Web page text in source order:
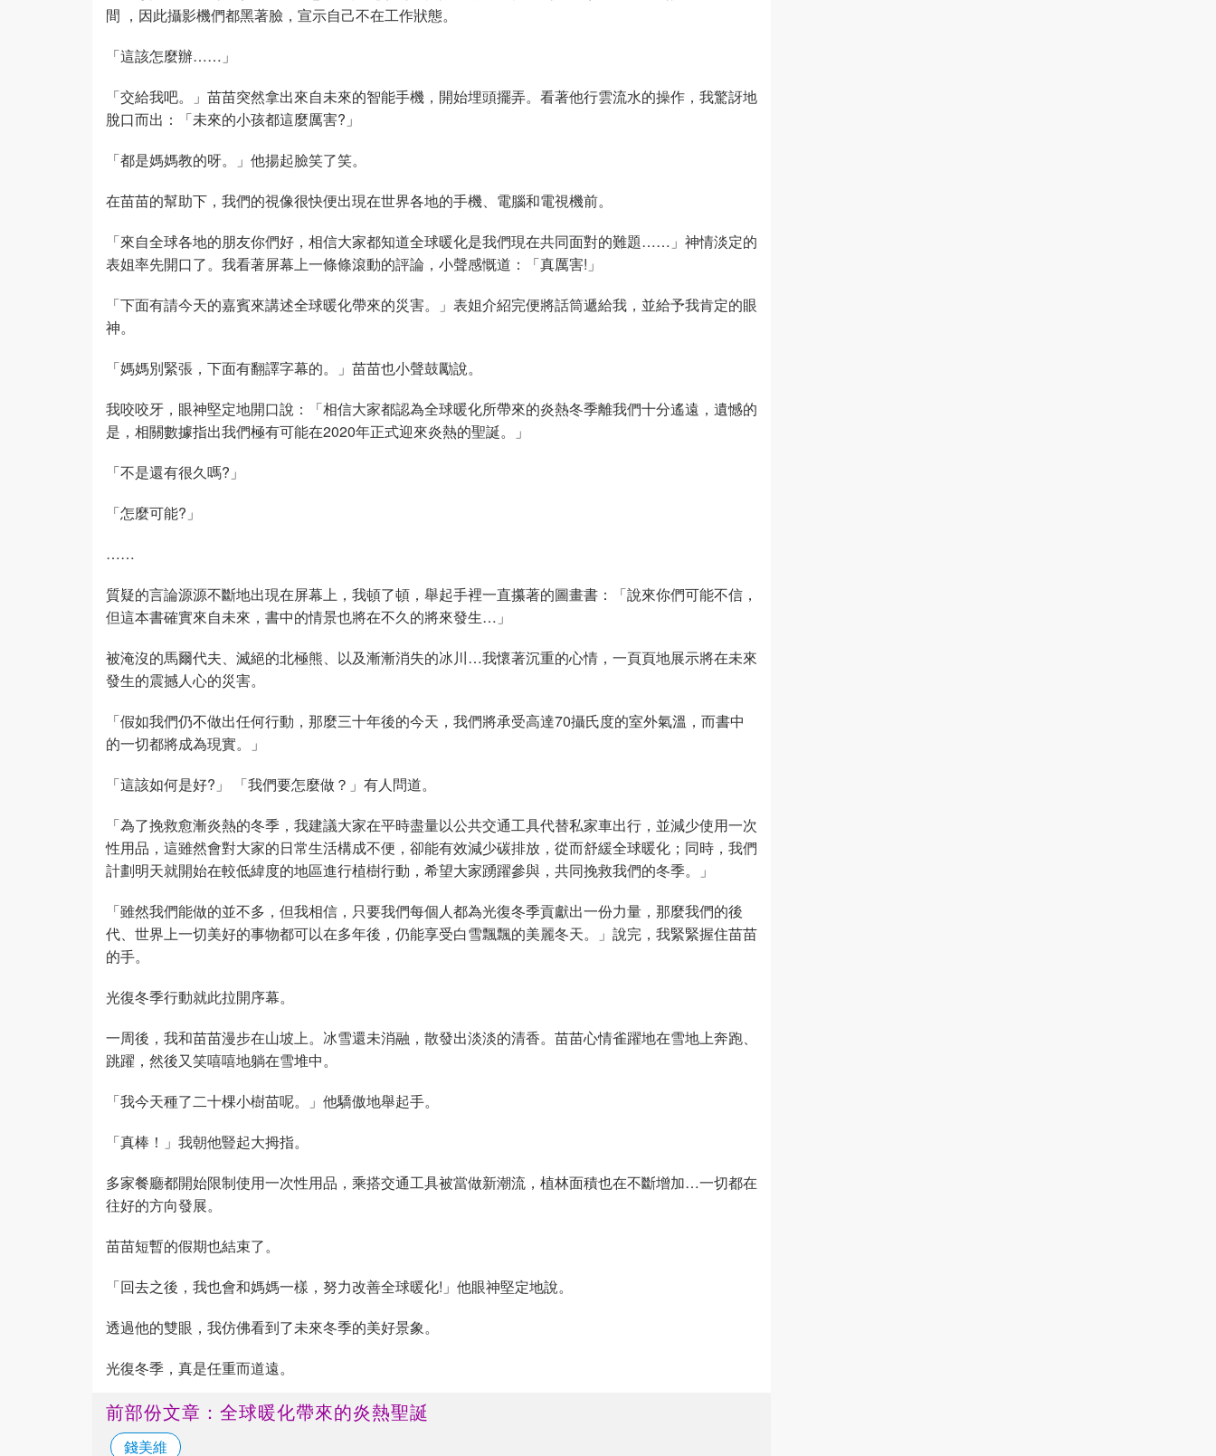
間 ，因此攝影機們都黑著臉，宣示自己不在工作狀態。
「這該怎麼辦……」
「交給我吧。」苗苗突然拿出來自未來的智能手機，開始埋頭擺弄。看著他行雲流水的操作，我驚訝地
脫口而出：「未來的小孩都這麼厲害?」
「都是媽媽教的呀。」他揚起臉笑了笑。
在苗苗的幫助下，我們的視像很快便出現在世界各地的手機、電腦和電視機前。
「來自全球各地的朋友你們好，相信大家都知道全球暖化是我們現在共同面對的難題……」神情淡定的
表姐率先開口了。我看著屏幕上一條條滾動的評論，小聲感慨道：「真厲害!」
「下面有請今天的嘉賓來講述全球暖化帶來的災害。」表姐介紹完便將話筒遞給我，並給予我肯定的眼
神。
「媽媽別緊張，下面有翻譯字幕的。」苗苗也小聲鼓勵說。
我咬咬牙，眼神堅定地開口說：「相信大家都認為全球暖化所帶來的炎熱冬季離我們十分遙遠，遺憾的
是，相關數據指出我們極有可能在2020年正式迎來炎熱的聖誕。」
「不是還有很久嗎?」
「怎麼可能?」
……
質疑的言論源源不斷地出現在屏幕上，我頓了頓，舉起手裡一直攥著的圖畫書：「說來你們可能不信，
但這本書確實來自未來，書中的情景也將在不久的將來發生…」
被淹沒的馬爾代夫、滅絕的北極熊、以及漸漸消失的冰川…我懷著沉重的心情，一頁頁地展示將在未來
發生的震撼人心的災害。
「假如我們仍不做出任何行動，那麼三十年後的今天，我們將承受高達70攝氏度的室外氣溫，而書中
的一切都將成為現實。」
「這該如何是好?」 「我們要怎麼做？」有人問道。
「為了挽救愈漸炎熱的冬季，我建議大家在平時盡量以公共交通工具代替私家車出行，並減少使用一次
性用品，這雖然會對大家的日常生活構成不便，卻能有效減少碳排放，從而舒緩全球暖化；同時，我們
計劃明天就開始在較低緯度的地區進行植樹行動，希望大家踴躍參與，共同挽救我們的冬季。」
「雖然我們能做的並不多，但我相信，只要我們每個人都為光復冬季貢獻出一份力量，那麼我們的後
代、世界上一切美好的事物都可以在多年後，仍能享受白雪飄飄的美麗冬天。」說完，我緊緊握住苗苗
的手。
光復冬季行動就此拉開序幕。
一周後，我和苗苗漫步在山坡上。冰雪還未消融，散發出淡淡的清香。苗苗心情雀躍地在雪地上奔跑、
跳躍，然後又笑嘻嘻地躺在雪堆中。
「我今天種了二十棵小樹苗呢。」他驕傲地舉起手。
「真棒！」我朝他豎起大拇指。
多家餐廳都開始限制使用一次性用品，乘搭交通工具被當做新潮流，植林面積也在不斷增加…一切都在
往好的方向發展。
苗苗短暫的假期也結束了。
「回去之後，我也會和媽媽一樣，努力改善全球暖化!」他眼神堅定地說。
透過他的雙眼，我仿佛看到了未來冬季的美好景象。
光復冬季，真是任重而道遠。
前部份文章：全球暖化帶來的炎熱聖誕
錢美維